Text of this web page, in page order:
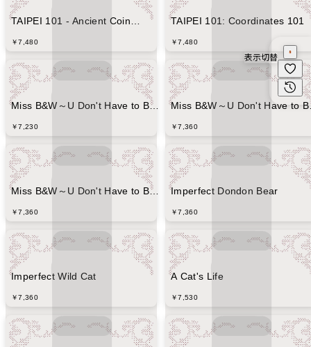
TAIPEI 101 - Ancient Coin
￥7,480
TAIPEI 101: Coordinates 101
￥7,480
Miss B&W～U Don't Have to Be
￥7,230
Miss B&W～U Don't Have to
￥7,360
Miss B&W～U Don't Have to Be
￥7,360
Imperfect Dondon Bear
￥7,360
Imperfect Wild Cat
￥7,360
A Cat's Life
￥7,530
表示切替